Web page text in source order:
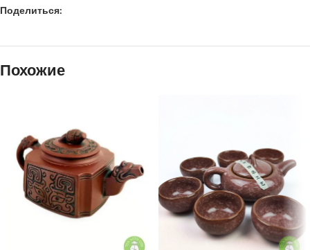
Поделиться:
Похожие